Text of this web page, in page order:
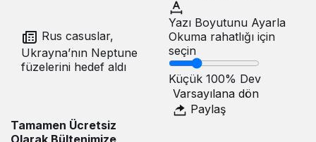
Rus casuslar,
Ukrayna’nın Neptune
füzelerini hedef aldı
Yazı Boyutunu Ayarla
Okuma rahatlığı için
seçin
Küçük 100% Dev
Varsayılana dön
Paylaş
Tamamen Ücretsiz
Olarak Bültenimize